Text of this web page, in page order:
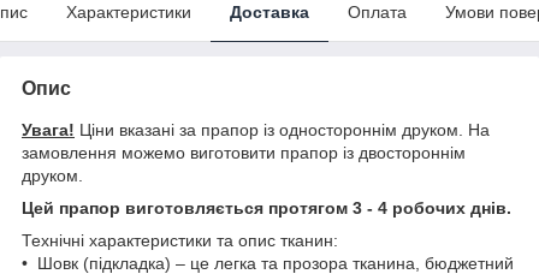
Характеристики Доставка Оплата Умови
Опис
Увага! Ціни вказані за прапор із одностороннім друком. На
замовлення можемо виготовити прапор із двостороннім
друком.
Цей прапор виготовляється протягом 3 - 4 робочих днів.
Технічні характеристики та опис тканин:
• Шовк (підкладка) – це легка та прозора тканина, бюджетний